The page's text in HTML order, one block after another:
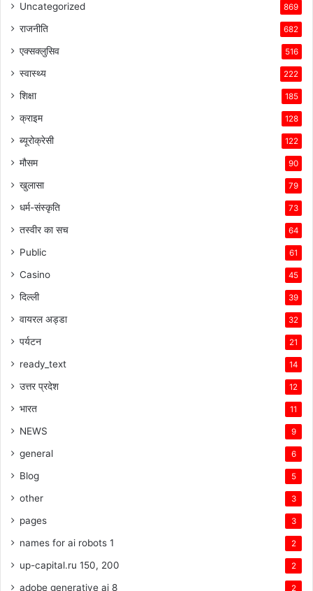
Uncategorized 869
राजनीति 682
एक्सक्लुसिव 516
स्वास्थ्य 222
शिक्षा 185
क्राइम 128
ब्यूरोक्रेसी 122
मौसम 90
खुलासा 79
धर्म-संस्कृति 73
तस्वीर का सच 64
Public 61
Casino 45
दिल्ली 39
वायरल अड्डा 32
पर्यटन 21
ready_text 14
उत्तर प्रदेश 12
भारत 11
NEWS 9
general 6
Blog 5
other 3
pages 3
names for ai robots 1 2
up-capital.ru 150, 200 2
adobe generative ai 8 2